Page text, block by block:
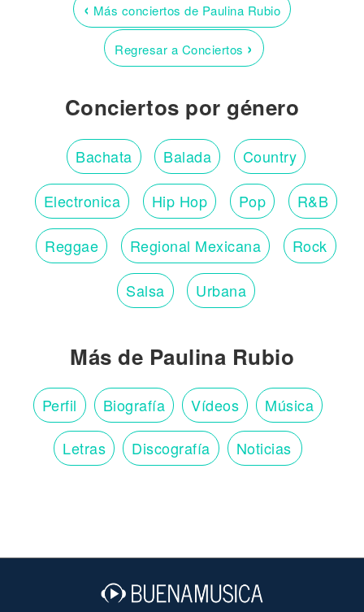
‹ Más conciertos de Paulina Rubio
Regresar a Conciertos ›
Conciertos por género
Bachata Balada Country
Electronica Hip Hop Pop R&B
Reggae Regional Mexicana Rock
Salsa Urbana
Más de Paulina Rubio
Perfil Biografía Vídeos Música
Letras Discografía Noticias